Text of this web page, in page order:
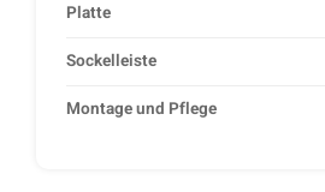
Platte
Sockelleiste
Montage und Pflege